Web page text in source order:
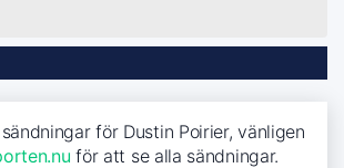
för Dustin Poirier, vänligen
för att se alla sändningar.